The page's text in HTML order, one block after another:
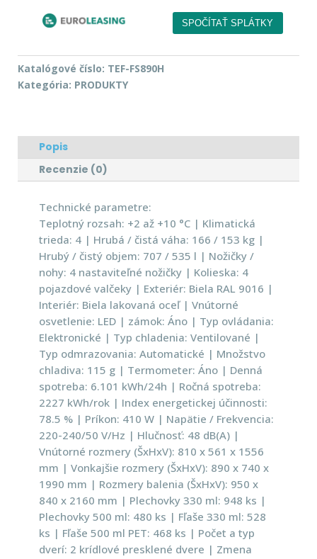
Katalógové číslo: TEF-FS890H
Kategória: PRODUKTY
Popis
Recenzie (0)
Technické parametre:
Teplotný rozsah: +2 až +10 °C | Klimatická
trieda: 4 | Hrubá / čistá váha: 166 / 153 kg |
Hrubý / čistý objem: 707 / 535 l | Nožičky /
nohy: 4 nastaviteľné nožičky | Kolieska: 4
pojazdové valčeky | Exteriér: Biela RAL 9016 |
Interiér: Biela lakovaná oceľ | Vnútorné
osvetlenie: LED | zámok: Áno | Typ ovládania:
Elektronické | Typ chladenia: Ventilované |
Typ odmrazovania: Automatické | Množstvo
chladiva: 115 g | Termometer: Áno | Denná
spotreba: 6.101 kWh/24h | Ročná spotreba:
2227 kWh/rok | Index energetickej účinnosti:
78.5 % | Príkon: 410 W | Napätie / Frekvencia:
220-240/50 V/Hz | Hlučnosť: 48 dB(A) |
Vnútorné rozmery (ŠxHxV): 810 x 561 x 1556
mm | Vonkajšie rozmery (ŠxHxV): 890 x 740 x
1990 mm | Rozmery balenia (ŠxHxV): 950 x
840 x 2160 mm | Plechovky 330 ml: 948 ks |
Plechovky 500 ml: 480 ks | Fľaše 330 ml: 528
ks | Fľaše 500 ml PET: 468 ks | Počet a typ
dverí: 2 krídlové presklené dvere | Zmena